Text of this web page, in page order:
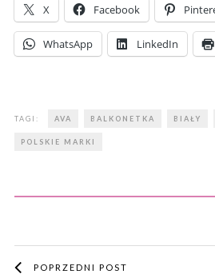
X Facebook
WhatsApp LinkedIn
TAGI: AVA BALKONETKA BIAŁY
POLSKIE MARKI
POPRZEDNI POST